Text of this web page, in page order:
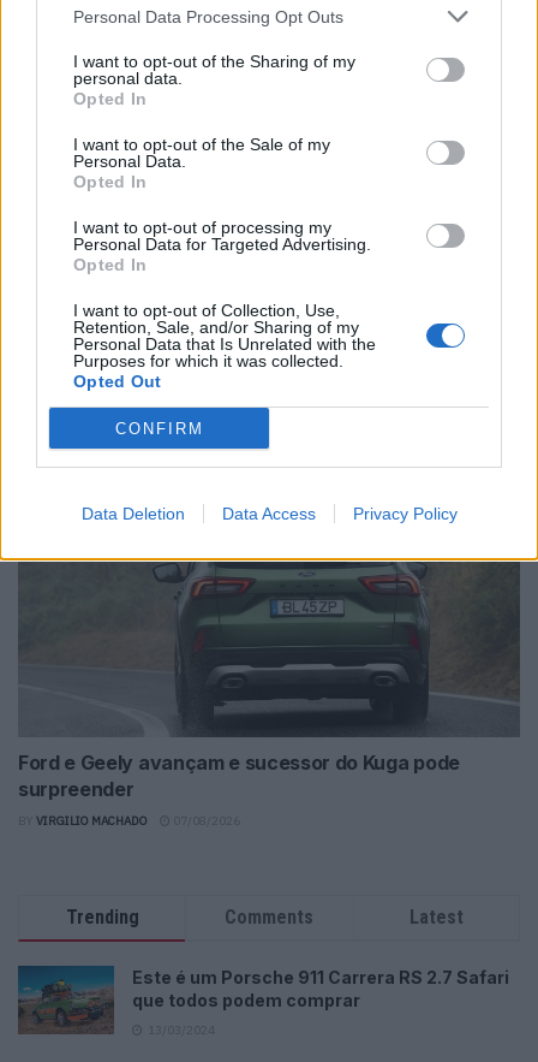
Personal Data Processing Opt Outs
I want to opt-out of the Sharing of my
personal data.
Opted In
I want to opt-out of the Sale of my
Personal Data.
Opted In
I want to opt-out of processing my
Personal Data for Targeted Advertising.
Opted In
I want to opt-out of Collection, Use,
Retention, Sale, and/or Sharing of my
Personal Data that Is Unrelated with the
Purposes for which it was collected.
Opted Out
CONFIRM
Data Deletion Data Access Privacy Policy
acusação inesperada
Futuro BMW iX1 acelera e a Neue Klasse muda tudo no
SUV
VIRGILIO MACHADO 07/08/2026
Ford e Geely avançam e sucessor do Kuga pode
surpreender
VIRGILIO MACHADO
Trending Comments Latest
Este é um Porsche 911 Carrera RS 2.7 Safari
que todos podem comprar